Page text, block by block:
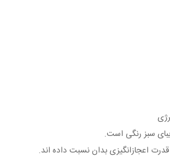
سبز رنگی است.
اعجازانگیزی بدان نسبت داده اند.